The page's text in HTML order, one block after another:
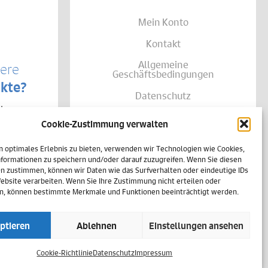
Cookie-Zustimmung verwalten
optimales Erlebnis zu bieten, verwenden wir Technologien wie Cookies,
zu speichern und/oder darauf zuzugreifen. Wenn Sie diesen
zustimmen, können wir Daten wie das Surfverhalten oder eindeutige IDs
verarbeiten. Wenn Sie Ihre Zustimmung nicht erteilen oder
können bestimmte Merkmale und Funktionen beeinträchtigt werden.
Ablehnen Einstellungen ansehen
Cookie-RichtlinieDatenschutzImpressum
von
Ihrer
Mein Konto
Kontakt
Allgemeine
Geschäftsbedingungen
Datenschutz
Versand & Lieferung
Impressum
Vertrag widerrufen